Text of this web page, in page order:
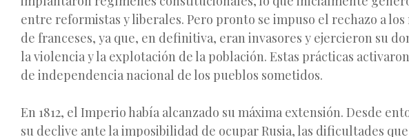
entre reformistas y liberales. Pero pronto se impuso el rechazo a los
de franceses, ya que, en definitiva, eran invasores y ejercieron su
la violencia y la explotación de la población. Estas prácticas
de independencia nacional de los pueblos sometidos.
En 1812, el Imperio había alcanzado su máxima extensión. Desde
su declive ante la imposibilidad de ocupar Rusia, las dificultades